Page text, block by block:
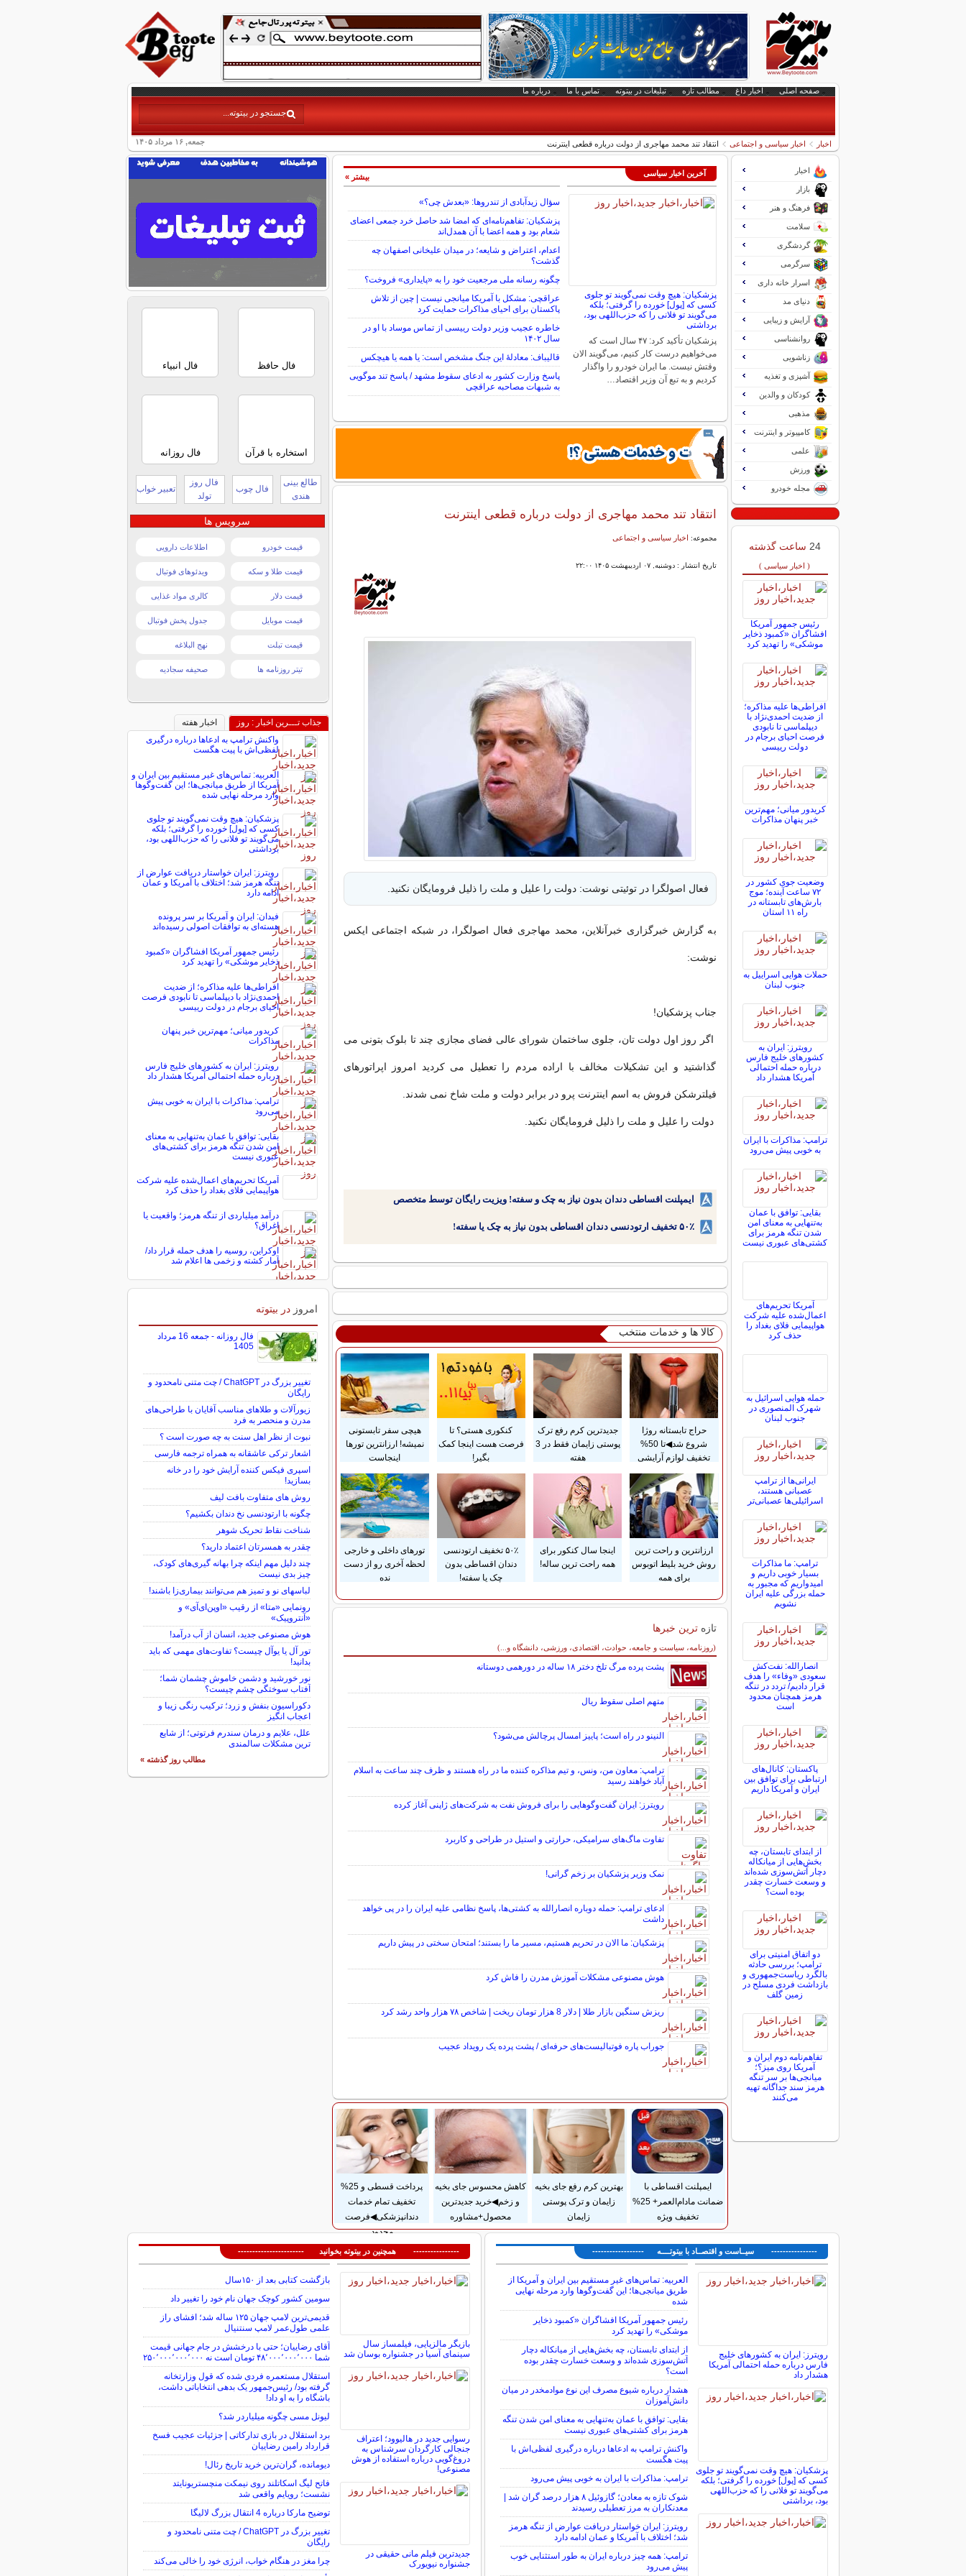
صفحه اصلی اخبار داغ مطالب تازه تبلیغات در بیتوته تماس با ما درباره ما
جمعه, ۱۶ مرداد ۱۴۰۵ اخبار اخبار سیاسی و اجتماعی انتقاد تند محمد مهاجری از دولت درباره قطعی اینترنت
آخرین اخبار سیاسی
پزشکیان: هیچ وقت نمی‌گویند تو جلوی
کسی که [پول] خورده را گرفتی؛ بلکه
می‌گویند تو فلانی را که حزب‌اللهی بود،
برداشتی
پزشکیان تأکید کرد: ۴۷ سال است که
می‌خواهیم درست کار کنیم، می‌گویند الان
وقتش نیست‌. ما ایران خودرو را واگذار
کردیم و به تبع آن وزیر اقتصاد…
سؤال زیدآبادی از تندروها: «بعدش چی؟»
پزشکیان: تفاهم‌نامه‌ای که امضا شد حاصل خرد جمعی اعضای
شعام بود و همه اعضا با آن همدل‌اند
اعدام، اعتراض و شایعه؛ در میدان علیخانی اصفهان چه
گذشت؟
چگونه رسانه ملی مرجعیت خود را به «پایداری» فروخت؟
عراقچی: مشکل با آمریکا میانجی نیست | چین از تلاش
پاکستان برای احیای مذاکرات حمایت کرد
خاطره عجیب وزیر دولت رییسی از تماس موساد با او در
سال ۱۴۰۲
قالیباف: معادلهٔ این جنگ مشخص است: یا همه یا هیچکس
پاسخ وزارت کشور به ادعای سقوط مشهد / پاسخ تند موگویی
به شبهات مصاحبه عراقچی
بیشتر »
انتقاد تند محمد مهاجری از دولت درباره قطعی اینترنت
مجموعه: اخبار سیاسی و اجتماعی
تاریخ انتشار : دوشنبه, ۰۷ اردیبهشت ۱۴۰۵ ۲۲:۰۰
فعال اصولگرا در توئیتی نوشت: دولت را علیل و ملت را ذلیل فرومایگان نکنید.
به گزارش خبرگزاری خبرآنلاین، محمد مهاجری فعال اصولگرا، در شبکه اجتماعی ایکس
نوشت:
جناب پزشکیان!
اگر روز اول دولت تان، جلوی ساختمان شورای عالی فضای مجازی چند تا بلوک بتونی می
گذاشتید و این تشکیلات مخالف با اراده مردم را تعطیل می کردید امروز اپراتورهای
فیلترشکن فروش به اسم اینترنت پرو در برابر دولت و ملت شاخ نمی شدند.
دولت را علیل و ملت را ذلیل فرومایگان نکنید.
ایمپلنت اقساطی دندان بدون نیاز به چک و سفته! ویزیت رایگان توسط متخصص
۵۰٪ تخفیف ارتودنسی دندان اقساطی بدون نیاز به چک یا سفته!
کالا ها و خدمات منتخب
حراج تابستانه روژا
شروع شد◀تا 50%
تخفیف لوازم آرایشی
جدیدترین کرم رفع ترک
پوستی زایمان فقط در 3
هفته
کنکوری هستی؟ تا
فرصت هست اینجا کمک
بگیر!
هیچی سفر تابستونی
نمیشه! ارزانترین تورها
اینجاست
ارزانترین و راحت ترین
روش خرید بلیط اتوبوس
برای همه
اینجا سال کنکور برای
همه راحت ترین ساله!
۵۰٪ تخفیف ارتودنسی
دندان اقساطی بدون
چک یا سفته!
تورهای داخلی و خارجی
لحظه آخری رو از دست
نده
تازه ترین خبرها
(روزنامه، سیاست و جامعه، حوادث، اقتصادی، ورزشی، دانشگاه و...)
سایر خبرهای داغ
پشت پرده مرگ تلخ دختر ۱۸ ساله در دورهمی دوستانه
متهم اصلی سقوط ریال
النینو در راه است؛ پاییز امسال پرچالش می‌شود؟
ترامپ: معاون من، ونس، و تیم مذاکره کننده ما در راه هستند و ظرف چند ساعت به اسلام
آباد خواهند رسید
رویترز: ایران گفت‌و‌گو‌هایی را برای فروش نفت به شرکت‌های ژاپنی آغاز کرده
تفاوت ماگ‌های سرامیکی، حرارتی و استیل در طراحی و کاربرد
نمک وزیر پزشکیان بر زخم گرانی!
ادعای ترامپ: حمله دوباره انصارالله به کشتی‌ها، پاسخ نظامی علیه ایران را در پی خواهد
داشت
پزشکیان: ما الان در تحریم هستیم، مسیر ما را بستند؛ امتحان سختی در پیش داریم
هوش مصنوعی مشکلات آموزش مدرن را فاش کرد
ریزش سنگین بازار طلا | دلار 8 هزار تومان ریخت | شاخص ۷۸ هزار واحد رشد کرد
جوراب پاره فوتبالیست‌های حرفه‌ای / پشت پرده یک رویداد عجیب
سایر خبرهای داغ
ایمپلنت اقساطی با
ضمانت مادام‌العمر+ 25%
تخفیف ویژه
بهترین کرم رفع جای بخیه
زایمان و ترک پوستی
زایمان
کاهش محسوس جای بخیه
و زخم◀خرید جدیدترین
محصول+مشاوره
پرداخت قسطی و 25%
تخفیف تمام خدمات
دندانپزشکی◀فرصت
محدود
اخبار
بازار
فرهنگ و هنر
سلامت
گردشگری
سرگرمی
اسرار خانه داری
دنیای مد
آرایش و زیبایی
روانشناسی
زناشویی
آشپزی و تغذیه
کودکان و والدین
مذهبی
کامپیوتر و اینترنت
علمی
ورزش
مجله خودرو
24 ساعت گذشته
( اخبار سیاسی )
رئیس جمهور آمریکا
افشاگران «کمبود ذخایر
موشکی» را تهدید کرد
افراطی‌ها علیه مذاکره؛
از ضدیت احمدی‌نژاد با
دیپلماسی تا نابودی
فرصت احیای برجام در
دولت رییسی
کریدور میانی؛ مهم‌ترین
خبر پنهان مذاکرات
وضعیت جوی کشور در
۷۲ ساعت آینده؛ موج
بارش‌های تابستانه در
راه ۱۱ استان
حملات هوایی اسراییل به
جنوب لبنان
رویترز: ایران به
کشورهای خلیج فارس
درباره حمله احتمالی
آمریکا هشدار داد
ترامپ: مذاکرات با ایران
به خوبی پیش می‌رود
بقایی: توافق با عمان
به‌تنهایی به معنای امن
شدن تنگه هرمز برای
کشتی‌های عبوری نیست
آمریکا تحریم‌های
اعمال‌شده علیه شرکت
هواپیمایی فلای بغداد را
حذف کرد
حمله هوایی اسرائیل به
شهرک المنصوری در
جنوب لبنان
ایرانی‌ها از ترامپ
عصبانی هستند،
اسرائیلی‌ها عصبانی‌تر
ترامپ: ما مذاکرات
بسیار خوبی داریم و
امیدواریم که مجبور به
حمله بزرگی علیه ایران
نشویم
انصارالله: نفت‌کش
سعودی «وفاء» را هدف
قرار دادیم/ تردد در تنگه
هرمز همچنان محدود
است
پاکستان: کانال‌های
ارتباطی برای توافق بین
ایران و آمریکا داریم
از ابتدای تابستان، چه
بخش‌هایی از میانکاله
دچار آتش‌سوزی شده‌اند
و وسعت خسارت چقدر
بوده است؟
دو اتفاق امنیتی برای
ترامپ؛ بررسی حادثه
بالگرد ریاست‌جمهوری و
بازداشت فردی مسلح در
زمین گلف
تفاهم‌نامه دوم ایران و
آمریکا روی میز؟؛
میانجی‌ها بر سر تنگه
هرمز سند جداگانه تهیه
می‌کنند
فال حافظ فال انبیاء
استخاره با قرآن فال روزانه
طالع بینی
هندی
فال چوب
فال روز
تولد
تعبیر خواب
سرویس ها
قیمت خودرو اطلاعات دارویی
قیمت طلا و سکه ویدئوهای فوتبال
قیمت دلار کالری مواد غذایی
قیمت موبایل جدول پخش فوتبال
قیمت تبلت نهج البلاغه
تیتر روزنامه ها صحیفه سجادیه
جذاب تـــرین اخبار : روز
اخبار هفته
واکنش ترامپ به ادعاها درباره درگیری
لفظی‌اش با پیت هگست
العربیه: تماس‌های غیر مستقیم بین ایران و
آمریکا از طریق میانجی‌ها؛ این گفت‌و‌گو‌ها
وارد مرحله نهایی شده
پزشکیان: هیچ وقت نمی‌گویند تو جلوی
کسی که [پول] خورده را گرفتی؛ بلکه
می‌گویند تو فلانی را که حزب‌اللهی بود،
برداشتی
رویترز: ایران خواستار دریافت عوارض از
تنگه هرمز شد؛ اختلاف با آمریکا و عمان
ادامه دارد
فیدان: ایران و آمریکا بر سر پرونده
هسته‌ای به توافقات اصولی رسیده‌اند
رئیس جمهور آمریکا افشاگران «کمبود
ذخایر موشکی» را تهدید کرد
افراطی‌ها علیه مذاکره؛ از ضدیت
احمدی‌نژاد با دیپلماسی تا نابودی فرصت
احیای برجام در دولت رییسی
کریدور میانی؛ مهم‌ترین خبر پنهان
مذاکرات
رویترز: ایران به کشورهای خلیج فارس
درباره حمله احتمالی آمریکا هشدار داد
ترامپ: مذاکرات با ایران به خوبی پیش
می‌رود
بقایی: توافق با عمان به‌تنهایی به معنای
امن شدن تنگه هرمز برای کشتی‌های
عبوری نیست
آمریکا تحریم‌های اعمال‌شده علیه شرکت
هواپیمایی فلای بغداد را حذف کرد
درآمد میلیاردی از تنگه هرمز؛ واقعیت یا
اغراق؟
اوکراین، روسیه را هدف حمله قرار داد/
آمار کشته و زخمی ها اعلام شد
امروز در بیتوته
فال روزانه - جمعه 16 مرداد
1405
تغییر بزرگ در ChatGPT / چت متنی نامحدود و
رایگان
زیورآلات و طلاهای مناسب آقایان با طراحی‌های
مدرن و منحصر به فرد
نبوت از نظر اهل سنت به چه صورت است ؟
اشعار ترکی عاشقانه به همراه ترجمه فارسی
اسپری فیکس کننده آرایش خود را در خانه
بسازید!
روش های متفاوت بافت لیف
چگونه با ارتودنسی نخ دندان بکشیم؟
شناخت نقاط تحریک شوهر
چقدر به همسرتان اعتماد دارید؟
چند دلیل مهم اینکه چرا بهانه گیری‌های کودک،
چیز بدی نیست
لباس‎های نو و تمیز هم می‌توانند بیماری‌زا باشند!
رونمایی «متا» از رقیب «اوپن‌ای‌آی» و
«آنتروپیک»
هوش مصنوعی جدید، انسان از آب درآمد!
تور آل یا یوآل چیست؟ تفاوت‌های مهمی که باید
بدانید!
نور خورشید و دشمن خاموش چشمان شما؛
آفتاب سوختگی چشم چیست؟
دکوراسیون بنفش و زرد؛ ترکیب رنگی زیبا و
اعجاب انگیز
علل، علایم و درمان سندرم فرتوتی؛ از شایع
ترین مشکلات سالمندی
مطالب روز گذشته »
---------------- سیــاست و اقتصــاد با بیتوتــــه ------------------
رویترز: ایران به کشورهای خلیج
فارس درباره حمله احتمالی آمریکا
هشدار داد
پزشکیان: هیچ وقت نمی‌گویند تو جلوی
کسی که [پول] خورده را گرفتی؛ بلکه
می‌گویند تو فلانی را که حزب‌اللهی
بود، برداشتی
العربیه: تماس‌های غیر مستقیم بین ایران و آمریکا از
طریق میانجی‌ها؛ این گفت‌و‌گو‌ها وارد مرحله نهایی
شده
رئیس جمهور آمریکا افشاگران «کمبود ذخایر
موشکی» را تهدید کرد
از ابتدای تابستان، چه بخش‌هایی از میانکاله دچار
آتش‌سوزی شده‌اند و وسعت خسارت چقدر بوده
است؟
هشدار درباره شیوع مصرف این نوع موادمخدر در میان
دانش‌آموزان
بقایی: توافق با عمان به‌تنهایی به معنای امن شدن تنگه
هرمز برای کشتی‌های عبوری نیست
واکنش ترامپ به ادعاها درباره درگیری لفظی‌اش با
پیت هگست
ترامپ: مذاکرات با ایران به خوبی پیش می‌رود
شوک تازه به معادن؛ گازوئیل ۸ هزار درصد گران شد |
معدنکاران به مرز تعطیلی رسیدند
رویترز: ایران خواستار دریافت عوارض از تنگه هرمز
شد؛ اختلاف با آمریکا و عمان ادامه دارد
ترامپ: همه چیز درباره ایران به طور استثنایی خوب
پیش می‌رود
---------------- همچنین در بیتوته بخوانید -----------------------
بازیگر مالزیایی، فیلمساز سال
سینمای آسیا در جشنواره بوسان شد
رسوایی جدید در هالیوود؛ اعتراف
جنجالی کارگردان سرشناس به
دروغ‌گویی درباره استفاده از هوش
مصنوعی!
جدیدترین فیلم مانی حقیقی در
جشنواره نیویورک
بازگشت کتابی بعد از ۱۵۰سال
سومین کشور کوچک جهان نام خود را تغییر داد
قدیمی‌ترین لامپ جهان ۱۲۵ ساله شد؛ افشای راز
علمی طول‌عمر لامپ سنتنیال
آقای رضاییان؛ حتی با درخشش در جام جهانی قیمت
شما ۴۸٬۰۰۰٬۰۰۰٬۰۰۰ تومان است نه ۲۵۰٬۰۰۰٬۰۰۰٬۰۰۰
استقلال مستعمره فردی شده که قول وزارتخانه
گرفته بود/ رئیس‌جمهور یک بدهی انتخاباتی داشت،
باشگاه را به او داد!
لیونل مسی چگونه میلیاردر شد؟
برد استقلال در بازی تدارکاتی | جزئیات عجیب فسخ
قرارداد رامین رضاییان
دیومانده، گران‌ترین خرید تاریخ رئال!
فاتح لیگ اسکاتلند روی نیمکت منچستریونایتد
نشست؛ رویایم واقعی شد
توضیح مارکا درباره 4 انتقال بزرگ لالیگا
تغییر بزرگ در ChatGPT / چت متنی نامحدود و
رایگان
چرا مغز در هنگام خواب، انرژی خود را خالی می‌کند